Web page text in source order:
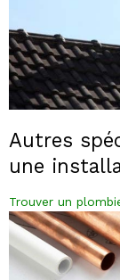
Autres
une
Trouver un